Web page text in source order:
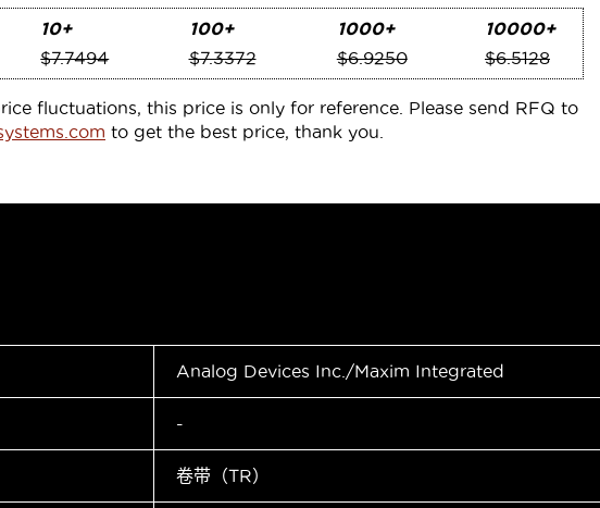
10+
$7.7494
100+
$7.3372
1000+
$6.9250
10000+
$6.5128
fluctuations, this price is only for reference. Please send RFQ to
to get the best price, thank you.
Analog Devices Inc./Maxim Integrated
-
卷带（TR）